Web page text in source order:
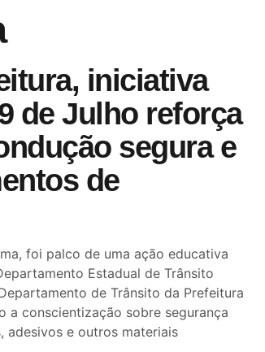
iniciativa
de Julho reforça
segura e
de
foi palco de uma ação educativa
Estadual de Trânsito
de Trânsito da Prefeitura
a conscientização sobre segurança
adesivos e outros materiais